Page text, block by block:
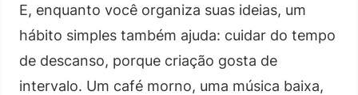
E, enquanto você organiza suas ideias, um
hábito simples também ajuda: cuidar do tempo
de descanso, porque criação gosta de
intervalo. Um café morno, uma música baixa,